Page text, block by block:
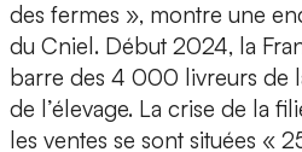
des fermes », montre une
du Cniel. Début 2024, la
barre des 4 000 livreurs de
de l’élevage. La crise de la
les ventes se sont situées «